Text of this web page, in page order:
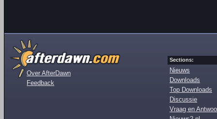
Over AfterDawn
Feedback
Sections:
Nieuws
Downloads
Top Downloads
Discussie
Vraag en